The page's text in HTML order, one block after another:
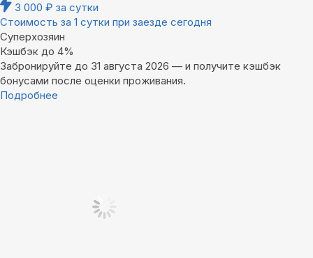
3 000 ₽ за сутки
Стоимость за 1 сутки при заезде сегодня
Суперхозяин
Кэшбэк до 4%
Забронируйте до 31 августа 2026 — и получите кэшбэк
бонусами после оценки проживания.
Подробнее